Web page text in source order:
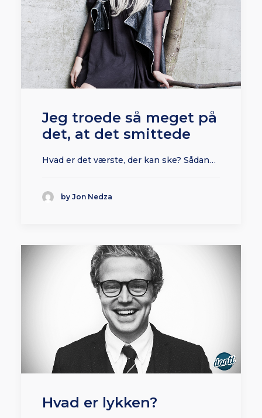
Jeg troede så meget på
det, at det smittede
Hvad er det værste, der kan ske? Sådan…
by Jon Nedza
Hvad er lykken?